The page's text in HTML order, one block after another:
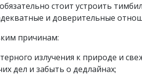
стоит устроить
и доверительные
причинам:
излучения к природе и
дел и забыть о дедлайнах;